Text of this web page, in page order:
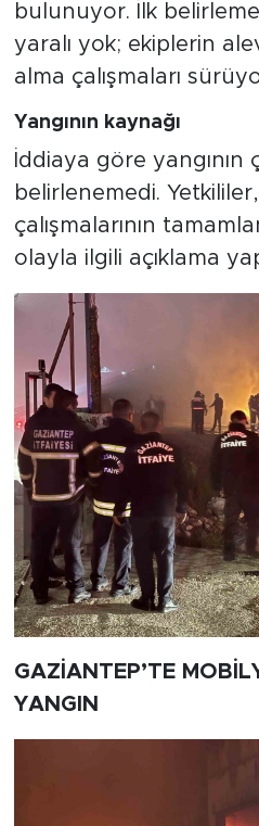
bulunuyor. İlk
yaralı yok; ekiplerin
alma çalışmaları
Yangının kaynağı
İddiaya göre yangının
belirlenemedi.
çalışmalarının
olayla ilgili açıklama
GAZİANTEP’TE
YANGIN